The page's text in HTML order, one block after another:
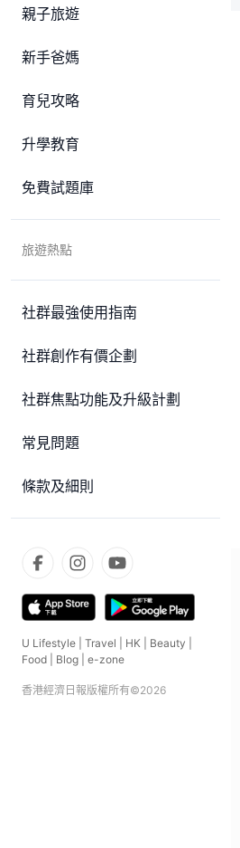
親子旅遊
新手爸媽
育兒攻略
升學教育
免費試題庫
旅遊熱點
社群最強使用指南
社群創作有價企劃
社群焦點功能及升級計劃
常見問題
條款及細則
U Lifestyle Travel HK Beauty
Food
Blog e-zone
香港經濟日報版權所有©2026